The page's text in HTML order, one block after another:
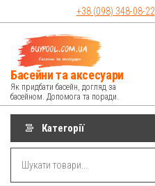
контенту
+38 (098) 348-08-22
Басейни та аксесуари
Як придбати басейн, догляд за
басейном. Допомога та поради.
Категорії